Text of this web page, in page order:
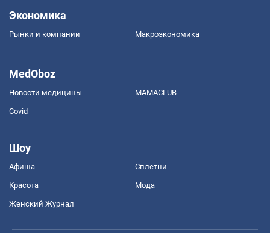
Экономика
Рынки и компании Mакроэкономика
MedOboz
Новости медицины MAMACLUB
Covid
Шоу
Афиша Сплетни
Красота Мода
Женский Журнал